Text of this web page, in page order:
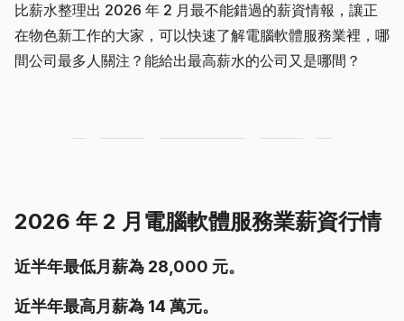
比薪水整理出 2026 年 2 月最不能錯過的薪資情報，讓正
在物色新工作的大家，可以快速了解電腦軟體服務業裡，哪
間公司最多人關注？能給出最高薪水的公司又是哪間？
2026 年 2 月電腦軟體服務業薪資行情
近半年最低月薪為 28,000 元。
近半年最高月薪為 14 萬元。